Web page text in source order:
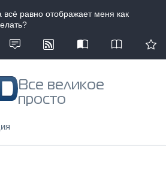
равно отображает меня как
Все великое
просто